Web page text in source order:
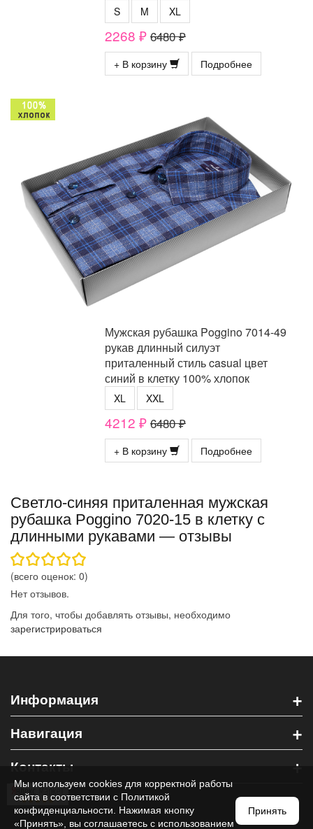
S M XL
2268 ₽ 6480 ₽
+ В корзину Подробнее
Мужская рубашка Poggino 7014-49
рукав длинный силуэт
приталенный стиль casual цвет
синий в клетку 100% хлопок
XL XXL
4212 ₽ 6480 ₽
+ В корзину Подробнее
Светло-синяя приталенная мужская
рубашка Poggino 7020-15 в клетку с
длинными рукавами — отзывы
(всего оценок: 0)
Нет отзывов.
Для того, чтобы добавлять отзывы, необходимо
зарегистрироваться
Информация +
Навигация +
Контакты +
Мы используем cookies для корректной работы
сайта в соответствии с Политикой
конфиденциальности . Нажимая кнопку
«Принять», вы соглашаетесь с использованием
Принять